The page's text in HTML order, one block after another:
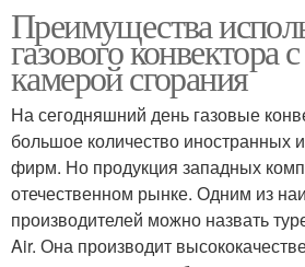
Закрытая камера
Преимущества
газового конвектора
камерой сгорания
На сегодняшний день газовые
большое количество иностранных
фирм. Но продукция западных
отечественном рынке. Одним из
производителей можно назвать
Air. Она производит